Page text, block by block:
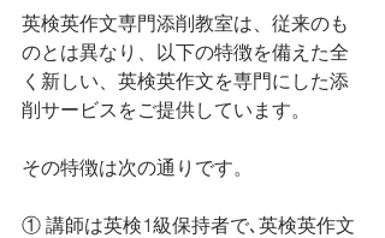
英検英作文専門添削教室は、従来のも
のとは異なり、以下の特徴を備えた全
く新しい、英検英作文を専門にした添
削サービスをご提供しています。
その特徴は次の通りです。
① 講師は英検1級保持者で､英検英作文